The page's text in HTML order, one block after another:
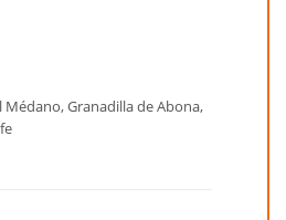
Médano, Granadilla de Abona,